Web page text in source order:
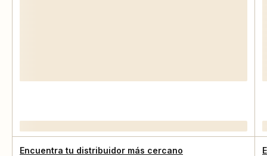
Encuentra tu distribuidor más cercano